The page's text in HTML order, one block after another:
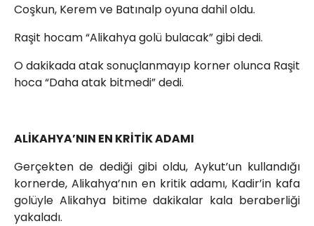
Coşkun, Kerem ve Batınalp oyuna dahil oldu.
Raşit hocam “Alikahya golü bulacak” gibi dedi.
O dakikada atak sonuçlanmayıp korner olunca Raşit
hoca “Daha atak bitmedi” dedi.
ALİKAHYA’NIN EN KRİTİK ADAMI
Gerçekten de dediği gibi oldu, Aykut’un kullandığı
kornerde, Alikahya’nın en kritik adamı, Kadir’in kafa
golüyle Alikahya bitime dakikalar kala beraberliği
yakaladı.